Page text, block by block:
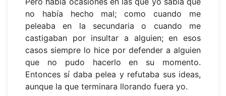
no había hecho mal; como cuando me
peleaba en la secundaria o cuando me
castigaban por insultar a alguien; en esos
casos siempre lo hice por defender a alguien
que no pudo hacerlo en su momento.
Entonces sí daba pelea y refutaba sus ideas,
aunque la que terminara llorando fuera yo.